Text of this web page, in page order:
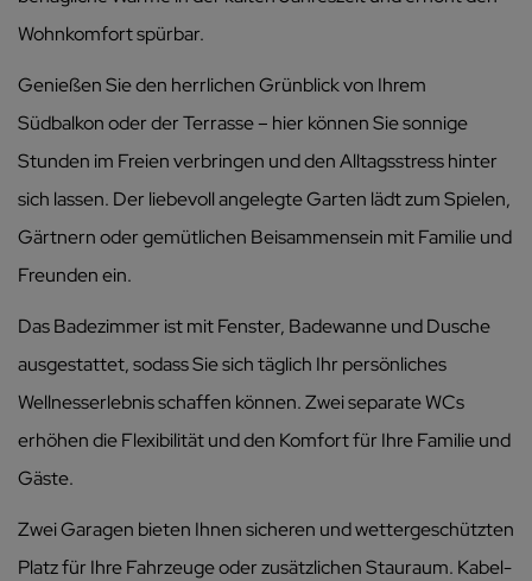
Wohnkomfort spürbar.
Genießen Sie den herrlichen Grünblick von Ihrem
Südbalkon oder der Terrasse – hier können Sie sonnige
Stunden im Freien verbringen und den Alltagsstress hinter
sich lassen. Der liebevoll angelegte Garten lädt zum Spielen,
Gärtnern oder gemütlichen Beisammensein mit Familie und
Freunden ein.
Das Badezimmer ist mit Fenster, Badewanne und Dusche
ausgestattet, sodass Sie sich täglich Ihr persönliches
Wellnesserlebnis schaffen können. Zwei separate WCs
erhöhen die Flexibilität und den Komfort für Ihre Familie und
Gäste.
Zwei Garagen bieten Ihnen sicheren und wettergeschützten
Platz für Ihre Fahrzeuge oder zusätzlichen Stauraum. Kabel-